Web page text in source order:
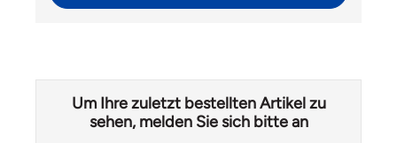
Um Ihre zuletzt bestellten Artikel zu
sehen, melden Sie sich bitte an